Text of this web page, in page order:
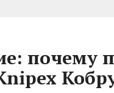
почему